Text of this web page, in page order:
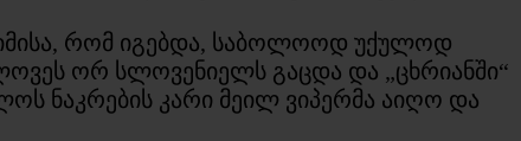
იმისა, რომ იგებდა, საბოლოოდ უქულოდ
ორ სლოვენიელს გაცდა და „ცხრიანში“
ნაკრების კარი მეილ ვიპერმა აიღო და